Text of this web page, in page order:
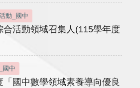
動_國中
合活動領域召集人(115學年度
國中
國中數學領域素養導向優良